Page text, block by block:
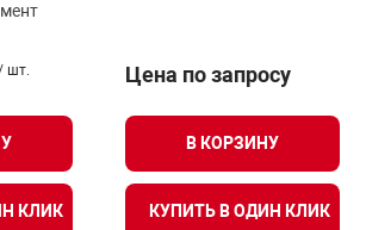
шт.
КЛИК
Цена по запросу
В КОРЗИНУ
КУПИТЬ В ОДИН КЛИК